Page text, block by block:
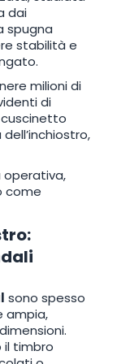
dai
spugna
stabilità e
milioni di
di
operativa,
come
sono spesso
ampia,
il timbro